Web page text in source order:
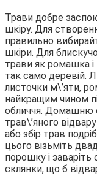
Трави добре
шкіру. Для
правильно
шкіри. Для
трави як ромашка і
так само деревій.
листочки м\’яти,
найкращим чином
обличчя. Домашню
трав\’яного
або збір трав
цього візьміть
порошку і заваріть
склянки, що б